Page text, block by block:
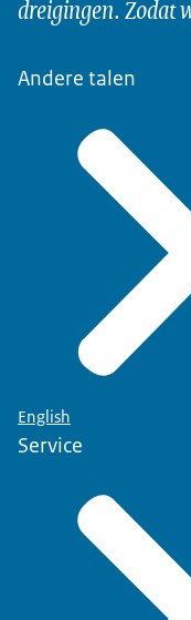
dreigingen. Zodat
Andere talen
English
Service